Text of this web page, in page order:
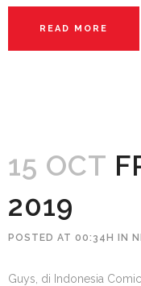
READ MORE
15 OCT
2019
POSTED AT 00:34H IN
Guys, di Indonesia